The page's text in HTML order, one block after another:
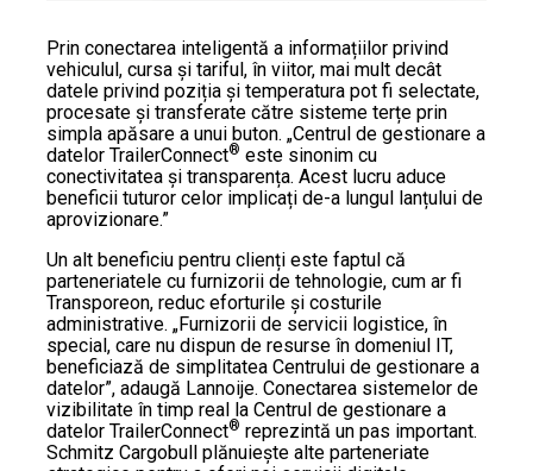
Prin conectarea inteligentă a informațiilor privind
vehiculul, cursa și tariful, în viitor, mai mult decât
datele privind poziția și temperatura pot fi selectate,
procesate și transferate către sisteme terțe prin
simpla apăsare a unui buton. „Centrul de gestionare a
datelor TrailerConnect® este sinonim cu
conectivitatea și transparența. Acest lucru aduce
beneficii tuturor celor implicați de-a lungul lanțului de
aprovizionare.”
Un alt beneficiu pentru clienți este faptul că
parteneriatele cu furnizorii de tehnologie, cum ar fi
Transporeon, reduc eforturile și costurile
administrative. „Furnizorii de servicii logistice, în
special, care nu dispun de resurse în domeniul IT,
beneficiază de simplitatea Centrului de gestionare a
datelor”, adaugă Lannoije. Conectarea sistemelor de
vizibilitate în timp real la Centrul de gestionare a
datelor TrailerConnect® reprezintă un pas important.
Schmitz Cargobull plănuiește alte parteneriate